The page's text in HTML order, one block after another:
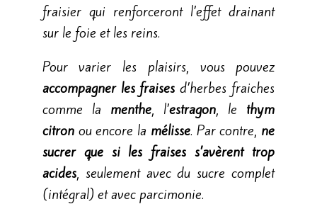
fraisier qui renforceront l’effet drainant
sur le foie et les reins.
Pour varier les plaisirs, vous pouvez
accompagner les fraises d’herbes fraiches
comme la menthe, l’estragon, le thym
citronou encore la mélisse. Par contre, ne
sucrer que si les fraises s’avèrent trop
acides, seulement avec du sucre complet
(intégral) et avec parcimonie.